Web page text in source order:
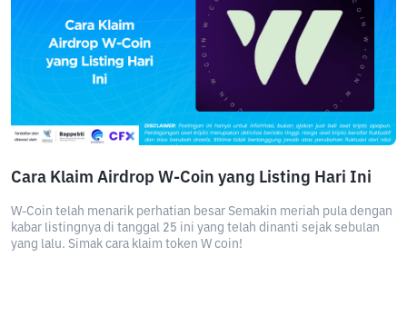
Cara Klaim Airdrop W-Coin yang Listing Hari Ini
W-Coin telah menarik perhatian besar Semakin meriah pula dengan
kabar listingnya di tanggal 25 ini yang telah dinanti sejak sebulan
yang lalu. Simak cara klaim token W coin!